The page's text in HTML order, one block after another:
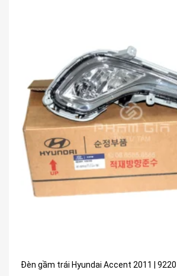
Đèn gầm trái Hyundai Accent 2011 |